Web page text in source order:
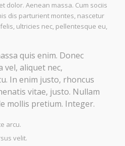
dolor. Aenean massa. Cum sociis
dis parturient montes, nascetur
ultricies nec, pellentesque eu,
quis enim. Donec
vel, aliquet nec,
In enim justo, rhoncus
vitae, justo. Nullam
mollis pretium. Integer.
arcu.
velit.